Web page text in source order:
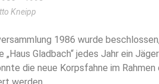
Kneipp
1986 wurde
Gladbach“ jedes Jahr ein
die neue Korpsfahne im